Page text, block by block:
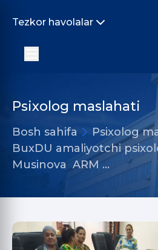
Tezkor havolalar
Psixolog maslahati
Bosh sahifa
Psixolog
BuxDU amaliyotchi
Musinova ARM …